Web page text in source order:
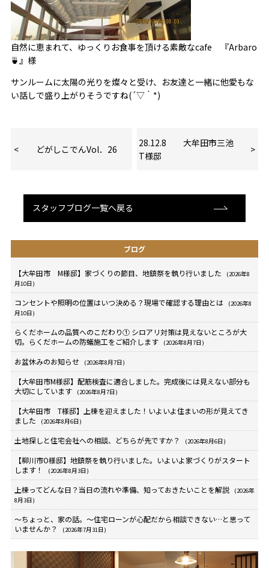
自然に恵まれて、ゆっくりお食事を頂ける素敵なcafe 『Arbaro
🍵』様
サンルームに太陽の光りを燦々と受け、お友達と一緒に他愛もな
い話しで盛り上がりそうですね(´▽｀*)
どがしこでんVol．26
28.12.8 大牟田市三池
T様邸
スタッフブログ一覧へ戻る
ブログ
【大牟田市 M様邸】家づくりの節目、地鎮祭を執り行いました
(2026年8
月10日)
コンセントや照明の位置はいつ決める？現場で確認する理由とは
(2026年8
月10日)
らくだホームの品質へのこだわり① シロアリ対策は見えないところが大
切。らくだホームの防蟻施工をご紹介します
(2026年8月7日)
お盆休みのお知らせ (2026年8月7日)
【大牟田市M様邸】配筋検査に適合しました。完成後には見えない部分も
大切にしています
(2026年8月7日)
【大牟田市 T様邸】上棟を迎えました！いよいよ住まいの形が見えてき
ました
(2026年8月6日)
土地探しと住宅会社への相談、どちらが先ですか？ (2026年8月6日)
【柳川市O様邸】地鎮祭を執り行いました。いよいよ家づくりがスタート
します！
(2026年8月3日)
上棟ってどんな日？当日の流れや準備、知っておきたいことを解説
(2026年
8月3日)
～ちょっと、家の話。～住宅ローンが心配だから相談できない…と思って
いませんか？
(2026年7月31日)